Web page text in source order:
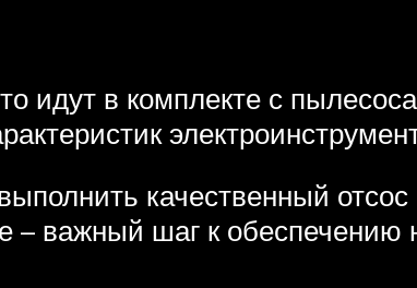
идут в комплекте с
качественный
– важный шаг к